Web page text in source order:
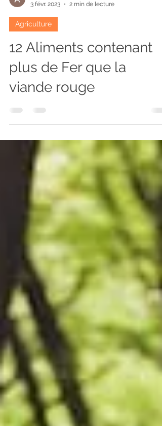
Adrien Declaye
3 févr. 2023
2 min de lecture
Agriculture
12 Aliments contenant
plus de Fer que la
viande rouge